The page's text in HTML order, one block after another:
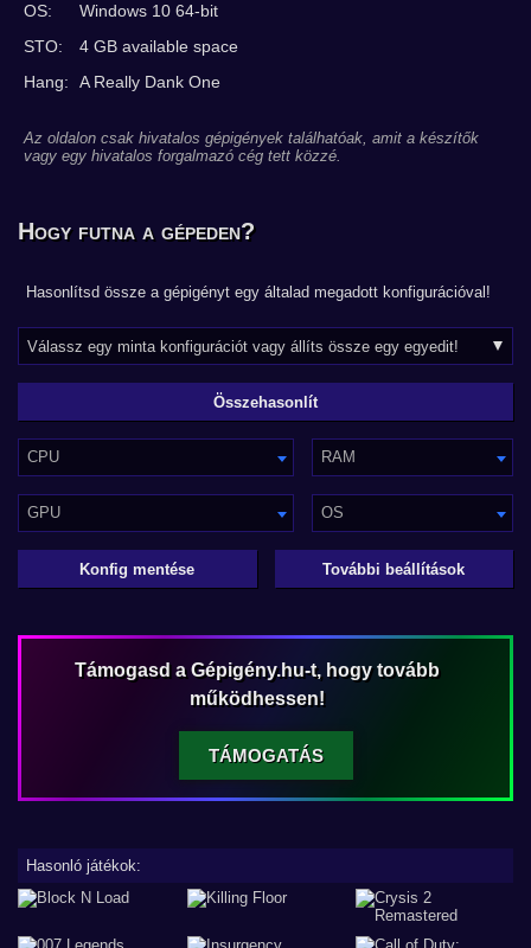
OS:
Windows 10 64-bit
STO:
4 GB available space
Hang:
A Really Dank One
Az oldalon csak hivatalos gépigények találhatóak, amit a készítők
vagy egy hivatalos forgalmazó cég tett közzé.
Hogy futna a gépeden?
Hasonlítsd össze a gépigényt egy általad megadott konfigurációval!
CPU RAM
GPU OS
Konfig mentése További beállítások
Támogasd a Gépigény.hu-t, hogy tovább
működhessen!
TÁMOGATÁS
Hasonló játékok: